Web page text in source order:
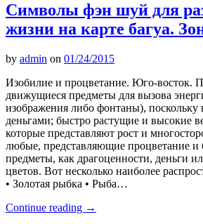
Символы фэн шуй для
жизни на карте багуа.
by admin on 01/24/2015
Изобилие и процветание. Юго-восток.
движущиеся предметы для вызова
изображения либо фонтаны), поскольку
деньгами; быстро растущие и высокие
которые представляют рост и
любые, представляющие процветание и
предметы, как драгоценности, деньги
цветов. Вот несколько наиболее
• Золотая рыбка • Рыба…
Continue reading →